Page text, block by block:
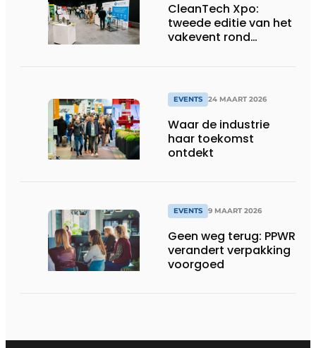
CleanTech Xpo:
tweede editie van het
vakevent rond
EVENTS 24 MAART 2026
Waar de industrie
haar toekomst
ontdekt
EVENTS 9 MAART 2026
Geen weg terug: PPWR
verandert verpakking
voorgoed